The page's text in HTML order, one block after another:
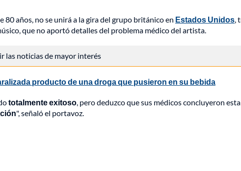
80 años, no se unirá a la gira del grupo británico en Estados Unidos,
que no aportó detalles del problema médico del artista.
las noticias de mayor interés
producto de una droga que pusieron en su bebida
totalmente exitoso, pero deduzco que sus médicos concluyeron esta
", señaló el portavoz.